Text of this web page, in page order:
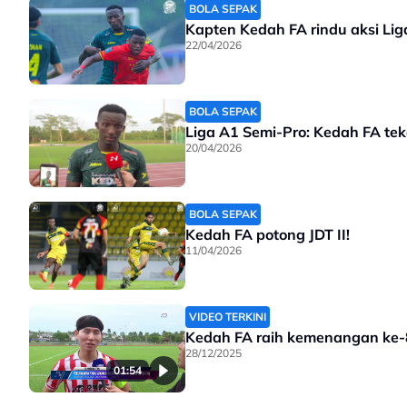
BOLA SEPAK
Kapten Kedah FA rindu aksi
22/04/2026
BOLA SEPAK
Liga A1 Semi-Pro: Kedah FA
20/04/2026
BOLA SEPAK
Kedah FA potong JDT II!
11/04/2026
01:54
VIDEO TERKINI
Kedah FA raih kemenangan
28/12/2025